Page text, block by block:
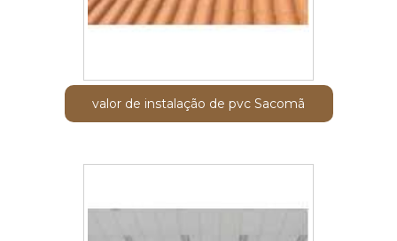
valor de instalação de pvc Sacomã